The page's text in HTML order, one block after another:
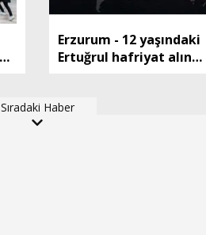
Erzurum - 12 yaşındaki
Ertuğrul hafriyat alınan
Sıradaki Haber